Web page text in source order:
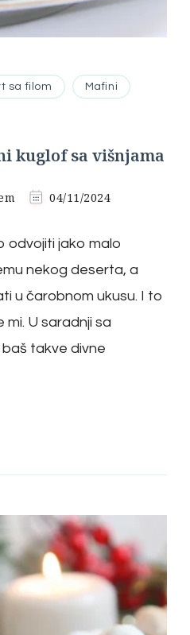
sa filom Mafini
kuglof sa višnjama
04/11/2024
odvojiti jako malo
nekog deserta, a
u čarobnom ukusu. I to
U saradnji sa
takve divne